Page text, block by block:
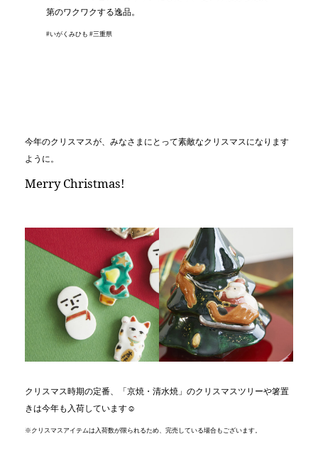
第のワクワクする逸品。
#いがくみひも #三重県
今年のクリスマスが、みなさまにとって素敵なクリスマスになります
ように。
Merry Christmas!
クリスマス時期の定番、「京焼・清水焼」のクリスマスツリーや箸置
きは今年も入荷しています☺
※クリスマスアイテムは入荷数が限られるため、完売している場合もございます。